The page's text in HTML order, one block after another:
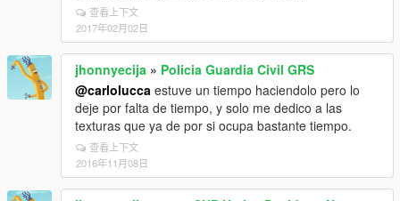
查看上下文
2017年02月02日
jhonnyecija » Policia Guardia Civil GRS
@carlolucca estuve un tiempo haciendolo pero lo
deje por falta de tiempo, y solo me dedico a las
texturas que ya de por si ocupa bastante tiempo.
查看上下文
2016年11月08日